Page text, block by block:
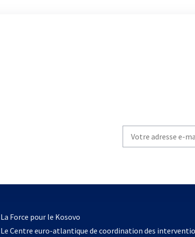
La Force pour le Kosovos’ouvre
dans
Le Centre euro-atlantique de coordination des